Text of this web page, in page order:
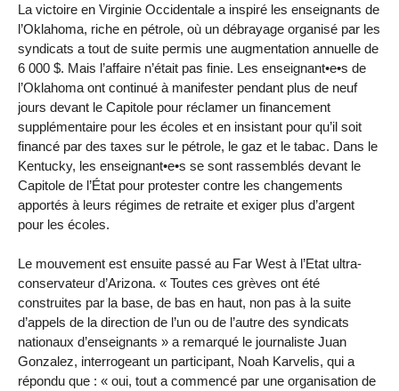
La victoire en Virginie Occidentale a inspiré les enseignants de
l’Oklahoma, riche en pétrole, où un débrayage organisé par les
syndicats a tout de suite permis une augmentation annuelle de
6 000 $. Mais l’affaire n’était pas finie. Les enseignant•e•s de
l’Oklahoma ont continué à manifester pendant plus de neuf
jours devant le Capitole pour réclamer un financement
supplémentaire pour les écoles et en insistant pour qu’il soit
financé par des taxes sur le pétrole, le gaz et le tabac. Dans le
Kentucky, les enseignant•e•s se sont rassemblés devant le
Capitole de l’État pour protester contre les changements
apportés à leurs régimes de retraite et exiger plus d’argent
pour les écoles.
Le mouvement est ensuite passé au Far West à l’Etat ultra-
conservateur d’Arizona. « Toutes ces grèves ont été
construites par la base, de bas en haut, non pas à la suite
d’appels de la direction de l’un ou de l’autre des syndicats
nationaux d’enseignants » a remarqué le journaliste Juan
Gonzalez, interrogeant un participant, Noah Karvelis, qui a
répondu que : « oui, tout a commencé par une organisation de